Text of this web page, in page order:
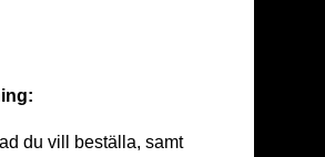
du vill beställa, samt